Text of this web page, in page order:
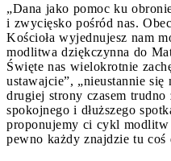
„Dana jako pomoc ku
i zwycięsko pośród nas.
Kościoła wyjednujesz nam
modlitwa dziękczynna do
Święte nas wielokrotnie
ustawajcie”, „nieustannie
drugiej strony czasem
spokojnego i dłuższego
proponujemy ci cykl modlitw
pewno każdy znajdzie tu coś